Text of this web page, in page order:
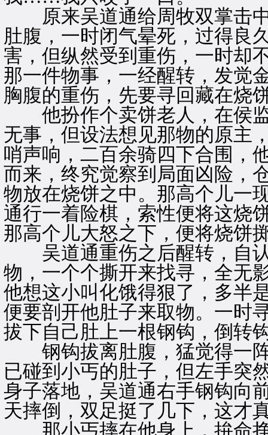
原来吴道通给周牧双掌击中
肚腹，一时闭气晕死，过得良
害，但纵然受到重伤，一时却
那一件物事，一经醒转，发觉
胸腹的重伤，先要寻回藏在烧
他扮作个卖饼老人，在侯监
无事，但设法想见那物的原主
哨声响，二百余骑四下合围，
而来，终究觉察到局面凶险，
物放在烧饼之中。那高个儿一
通行一着险棋，索性便将这烧
那高个儿大怒之下，便将烧饼
吴道通重伤之后醒转，自认
物，一个个撕开来找寻，全无
他想这小叫化饿得狠了，多半
便要剖开他肚子来取物。一时
拔下自己肚上一根钢钩，倒转
钢钩拔离肚腹，猛觉得一阵
已碰到小丐的肚子，但左手突
身子落地，吴道通右手钢钩向
天摔倒，双足挺了几下，这才
那小丐摔在他身上，拚命挣